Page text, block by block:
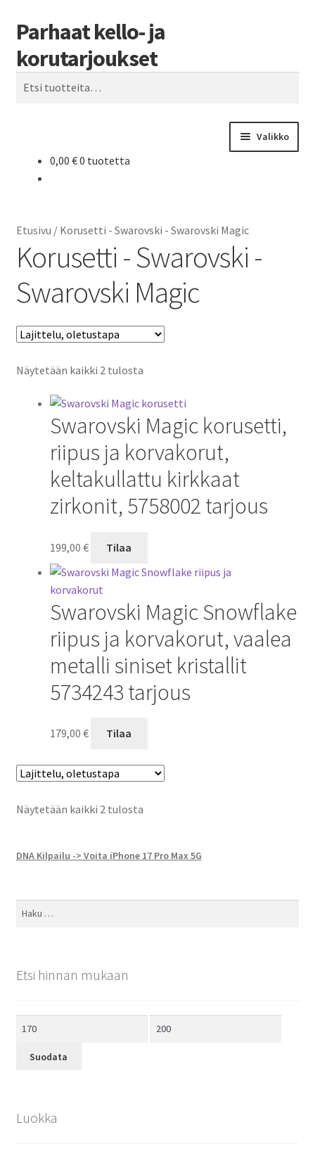
Siirry
navigointiin
Siirry
sisältöön
Parhaat kello- ja
korutarjoukset
Haku
Valikko
0,00 €0 tuotetta
Etusivu / Korusetti - Swarovski - Swarovski Magic
Korusetti - Swarovski -
Swarovski Magic
Näytetään kaikki 2 tulosta
Swarovski Magic korusetti,
riipus ja korvakorut,
keltakullattu kirkkaat
zirkonit, 5758002 tarjous
199,00 € Tilaa
Swarovski Magic Snowflake
riipus ja korvakorut, vaalea
metalli siniset kristallit
5734243 tarjous
179,00 € Tilaa
Näytetään kaikki 2 tulosta
DNA Kilpailu -> Voita iPhone 17 Pro Max 5G
Haku:
Etsi hinnan mukaan
Suodata
Luokka